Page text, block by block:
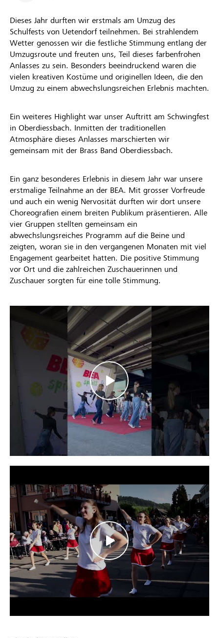
Dieses Jahr durften wir erstmals am Umzug des
Schulfests von Uetendorf teilnehmen. Bei strahlendem
Wetter genossen wir die festliche Stimmung entlang der
Umzugsroute und freuten uns, Teil dieses farbenfrohen
Anlasses zu sein. Besonders beeindruckend waren die
vielen kreativen Kostüme und originellen Ideen, die den
Umzug zu einem abwechslungsreichen Erlebnis machten.
Ein weiteres Highlight war unser Auftritt am Schwingfest
in Oberdiessbach. Inmitten der traditionellen
Atmosphäre dieses Anlasses marschierten wir
gemeinsam mit der Brass Band Oberdiessbach.
Ein ganz besonderes Erlebnis in diesem Jahr war unsere
erstmalige Teilnahme an der BEA. Mit grosser Vorfreude
und auch ein wenig Nervosität durften wir dort unsere
Choreografien einem breiten Publikum präsentieren. Alle
vier Gruppen stellten gemeinsam ein
abwechslungsreiches Programm auf die Beine und
zeigten, woran sie in den vergangenen Monaten mit viel
Engagement gearbeitet hatten. Die positive Stimmung
vor Ort und die zahlreichen Zuschauerinnen und
Zuschauer sorgten für eine tolle Stimmung.